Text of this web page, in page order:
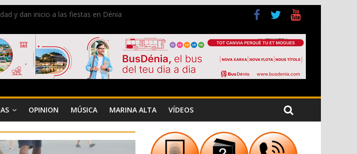
y dan inicio a las fiestas en Dénia
de la memoria visual de la ciudad
Campo con la recepción a la Capitanía Cristiana
nacionales e internacionales en los Jardins de Torrecremada
OPINION MÚSICA MARINA ALTA VÍDEOS